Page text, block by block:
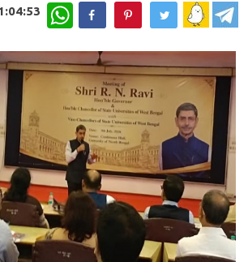
WhatsApp